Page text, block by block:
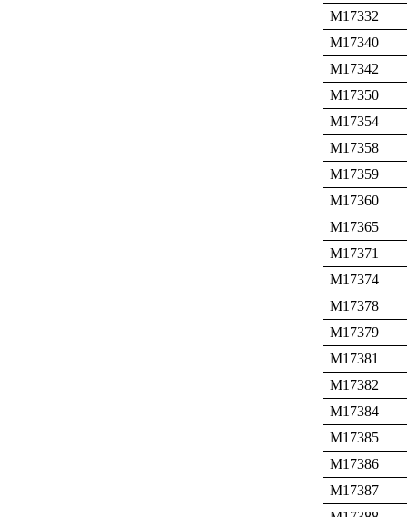
M17332
M17340
M17342
M17350
M17354
M17358
M17359
M17360
M17365
M17371
M17374
M17378
M17379
M17381
M17382
M17384
M17385
M17386
M17387